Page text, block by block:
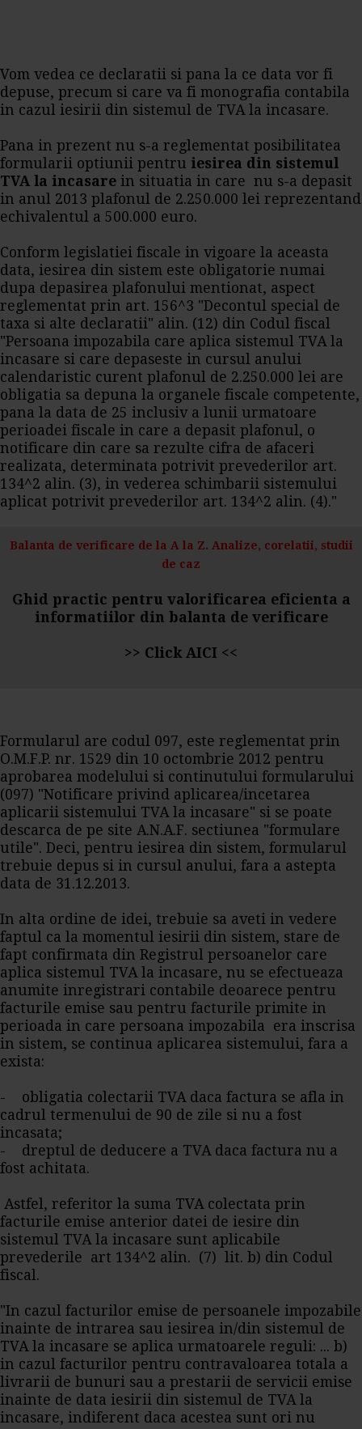
Vom vedea ce declaratii si pana la ce data vor fi
depuse, precum si care va fi monografia contabila
in cazul iesirii din sistemul de TVA la incasare.
Pana in prezent nu s-a reglementat posibilitatea
formularii optiunii pentru iesirea din sistemul
TVA la incasare in situatia in care nu s-a depasit
in anul 2013 plafonul de 2.250.000 lei reprezentand
echivalentul a 500.000 euro.
Conform legislatiei fiscale in vigoare la aceasta
data, iesirea din sistem este obligatorie numai
dupa depasirea plafonului mentionat, aspect
reglementat prin art. 156^3 "Decontul special de
taxa si alte declaratii" alin. (12) din Codul fiscal
"Persoana impozabila care aplica sistemul TVA la
incasare si care depaseste in cursul anului
calendaristic curent plafonul de 2.250.000 lei are
obligatia sa depuna la organele fiscale competente,
pana la data de 25 inclusiv a lunii urmatoare
perioadei fiscale in care a depasit plafonul, o
notificare din care sa rezulte cifra de afaceri
realizata, determinata potrivit prevederilor art.
134^2 alin. (3), in vederea schimbarii sistemului
aplicat potrivit prevederilor art. 134^2 alin. (4)."
Balanta de verificare de la A la Z. Analize, corelatii, studii
de caz
Ghid practic pentru valorificarea eficienta a
informatiilor din balanta de verificare
>> Click AICI <<
Formularul are codul 097, este reglementat prin
O.M.F.P. nr. 1529 din 10 octombrie 2012 pentru
aprobarea modelului si continutului formularului
(097) "Notificare privind aplicarea/incetarea
aplicarii sistemului TVA la incasare" si se poate
descarca de pe site A.N.A.F. sectiunea "formulare
utile". Deci, pentru iesirea din sistem, formularul
trebuie depus si in cursul anului, fara a astepta
data de 31.12.2013.
In alta ordine de idei, trebuie sa aveti in vedere
faptul ca la momentul iesirii din sistem, stare de
fapt confirmata din Registrul persoanelor care
aplica sistemul TVA la incasare, nu se efectueaza
anumite inregistrari contabile deoarece pentru
facturile emise sau pentru facturile primite in
perioada in care persoana impozabila era inscrisa
in sistem, se continua aplicarea sistemului, fara a
exista:
- obligatia colectarii TVA daca factura se afla in
cadrul termenului de 90 de zile si nu a fost
incasata;
- dreptul de deducere a TVA daca factura nu a
fost achitata.
Astfel, referitor la suma TVA colectata prin
facturile emise anterior datei de iesire din
sistemul TVA la incasare sunt aplicabile
prevederile art 134^2 alin. (7) lit. b) din Codul
fiscal.
"In cazul facturilor emise de persoanele impozabile
inainte de intrarea sau iesirea in/din sistemul de
TVA la incasare se aplica urmatoarele reguli: ... b)
in cazul facturilor pentru contravaloarea totala a
livrarii de bunuri sau a prestarii de servicii emise
inainte de data iesirii din sistemul de TVA la
incasare, indiferent daca acestea sunt ori nu